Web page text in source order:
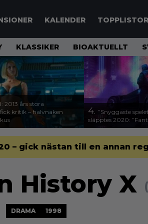
KALENDER TOPPLISTOR
KLASSIKER BIOAKTUELLT
2013 års stora
kritik – halvnaken
4. ”Snyggaste
släpptes 2020:
– gick nästan till en annan
History X
DRAMA 1998